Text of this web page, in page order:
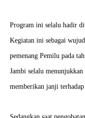
Program ini selalu hadir
Kegiatan ini sebagai
pemenang Pemilu pada
Jambi selalu
memberikan janji